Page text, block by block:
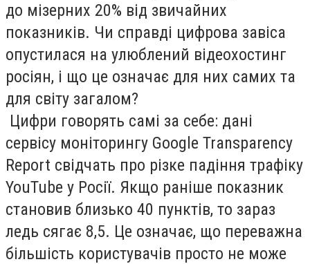
до мізерних 20% від звичайних
показників. Чи справді цифрова завіса
опустилася на улюблений відеохостинг
росіян, і що це означає для них самих та
для світу загалом?
Цифри говорять самі за себе: дані
сервісу моніторингу Google Transparency
Report свідчать про різке падіння трафіку
YouTube у Росії. Якщо раніше показник
становив близько 40 пунктів, то зараз
ледь сягає 8,5. Це означає, що переважна
більшість користувачів просто не може